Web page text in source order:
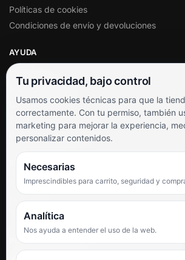
Políticas de cookies
Condiciones de envío y devoluciones
AYUDA
Soporte al cliente
Contacto
Términos y condiciones
Preguntas frecuentes
SÍGUENOS
Facebook
TikTok
PUNTUACIÓN DE 4,6 SOBRE 5 EN GOOGLE
Tu privacidad, bajo control
Usamos cookies técnicas para que la
correctamente. Con tu permiso, también
marketing para mejorar la experiencia,
personalizar contenidos.
Necesarias
Imprescindibles para carrito, seguridad y
Analítica
Nos ayuda a entender el uso de la web.